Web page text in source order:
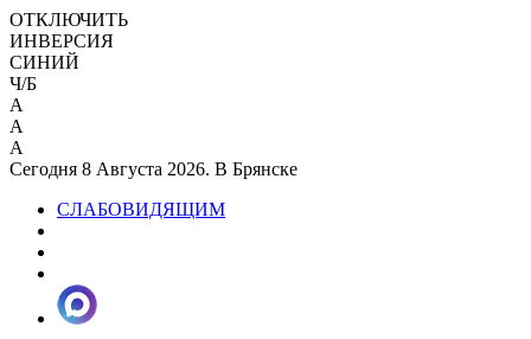
ОТКЛЮЧИТЬ
ИНВЕРСИЯ
СИНИЙ
Ч/Б
A
A
A
Сегодня 8 Августа 2026. В Брянске
СЛАБОВИДЯЩИМ